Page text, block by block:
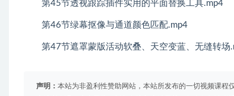
第45节透视跟踪插件实用的平面替换工具.mp4
第46节绿幕抠像与通道颜色匹配.mp4
第47节遮罩蒙版活动软叠、天空变蓝、无缝转场
声明： 本站为非盈利性赞助网站，本站所发布的一切视频课程